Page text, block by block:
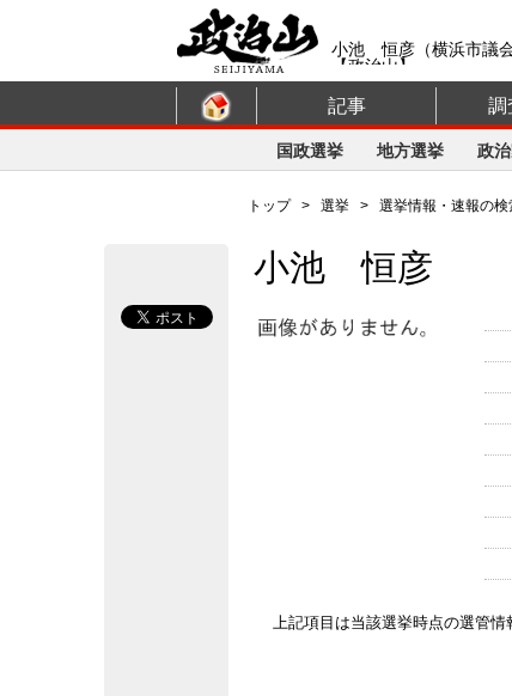
小池 恒彦（横浜市議
【政治山】
記事 調
国政選挙 地方選挙 政
トップ> 選挙 > 選挙情報・速報の検
小池 恒彦
上記項目は当該選挙時点の選管